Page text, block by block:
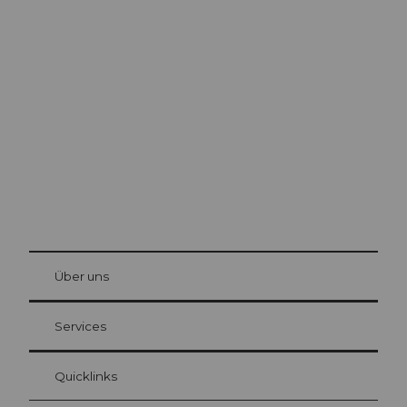
Gästekarte Luzern
Ihre Vorteile als Übernachtungsgast
at Bre
Über uns
Services
Quicklinks